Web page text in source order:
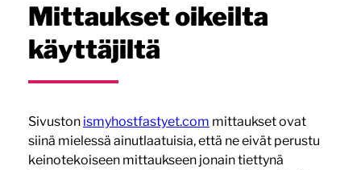
Mittaukset oikeilta
käyttäjiltä
Sivuston ismyhostfastyet.com mittaukset ovat
siinä mielessä ainutlaatuisia, että ne eivät perustu
keinotekoiseen mittaukseen jonain tiettynä